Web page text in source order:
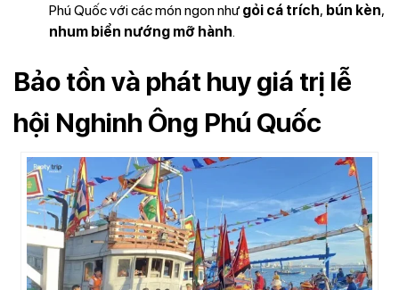
Phú Quốc với các món ngon nhưgỏi cá trích, bún kèn,
nhum biển nướng mỡ hành
Bảo tồn và phát huy giá trị lễ
hội Nghinh Ông Phú Quốc